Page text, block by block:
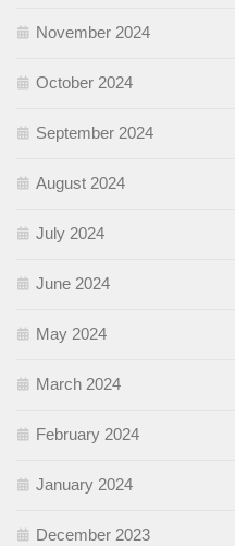
November 2024
October 2024
September 2024
August 2024
July 2024
June 2024
May 2024
March 2024
February 2024
January 2024
December 2023